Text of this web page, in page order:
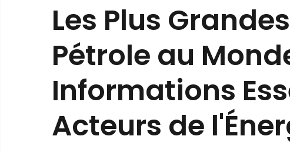
Les Plus
Pétrole au
Informations
Acteurs de